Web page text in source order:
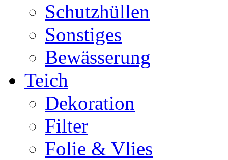
Schutzhüllen
Sonstiges
Bewässerung
Teich
Dekoration
Filter
Folie & Vlies